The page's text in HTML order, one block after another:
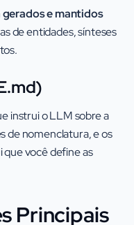
gerados e mantidos
de entidades, sínteses
instrui o LLM sobre a
de nomenclatura, e os
que você define as
Principais